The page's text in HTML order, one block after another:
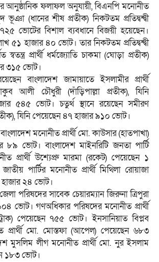
আনুষ্ঠানিক ফলাফল অনুযায়ী, বিএনপি মনোনীত
ভূঞা (ধানের শীষ প্রতীক) নিকটতম প্রতিদ্বন্দ্বী
ভোটের বিশাল ব্যবধানে বিজয়ী হয়েছেন।
৫১ হাজার ৪০ ভোট। তার নিকটতম প্রতিদ্বন্দ্বী
প্রার্থী ধর্মজ্যোতি চাকমা (ঘোড়া প্রতীক)
৩১৫ ভোট।
বাংলাদেশ জামায়াতে ইসলামীর প্রার্থী
আলী চৌধুরী (দাঁড়িপাল্লা প্রতীক), যিনি
৫৪৫ ভোট। চতুর্থ স্থানে রয়েছেন সমীরণ
যিনি পেয়েছেন ৪৭ হাজার ৯১০ ভোট।
মনোনীত প্রার্থী মো. কাউসার (হাতপাখা)
৮৯ ভোট। বাংলাদেশ মাইনরিটি জনতা পার্টি
প্রার্থী উশ্যেপ্রু মারমা (রকেট) পেয়েছেন ১
পার্টির মনোনীত প্রার্থী মিথিলা রোয়াজা
২৪ ভোট।
পরিষদের সাবেক চেয়ারম্যান জিরুনা ত্রিপুরা
ভোট। গণঅধিকার পরিষদের মনোনীত প্রার্থী
পেয়েছেন ৭৫৫ ভোট। ইনসানিয়াত বিপ্লব
প্রার্থী মো. মোস্তফা (আপেল) পেয়েছেন ৬৮৩
মুসলিম লীগ মনোনীত প্রার্থী মো. নুর ইসলাম
১৮৩ ভোট।